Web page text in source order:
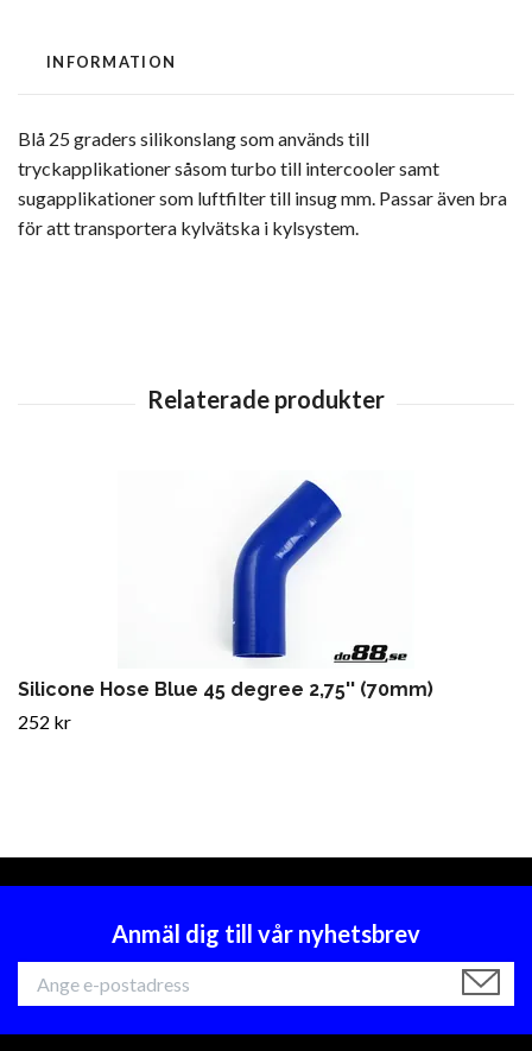
INFORMATION
Blå 25 graders silikonslang som används till
tryckapplikationer såsom turbo till intercooler samt
sugapplikationer som luftfilter till insug mm. Passar även bra
för att transportera kylvätska i kylsystem.
Silicone Hose Blue 45 degree 2,75'' (70mm)
252 kr
Anmäl dig till vår nyhetsbrev